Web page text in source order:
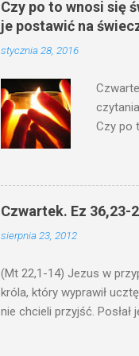
Czy po to wnosi się
je postawić na
stycznia 28, 2016
Czy po
ma. W
by je
Czwartek. Ez 36,23-
sierpnia 23, 2012
(Mt 22,1-14) Jezus w
króla, który wyprawił
nie chcieli przyjść.
swoje pole, drugi do